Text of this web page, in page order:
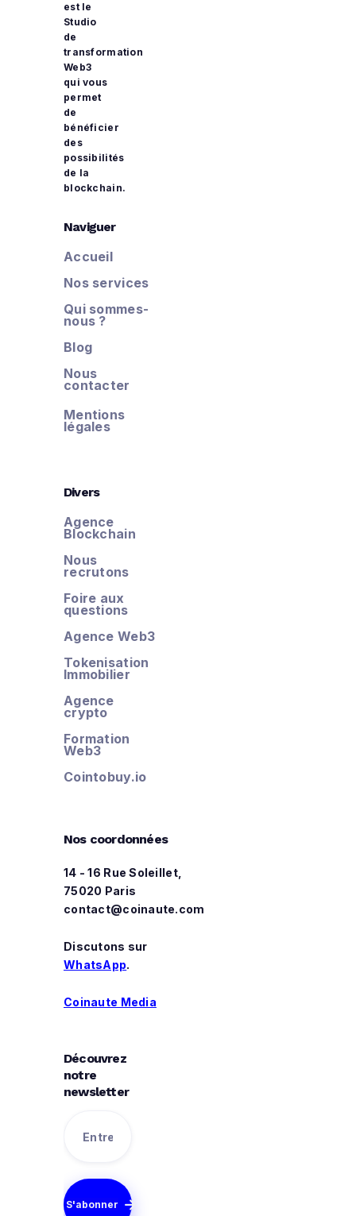
est le
Studio
de
transformation
Web3
qui vous
permet
de
bénéficier
des
possibilités
de la
blockchain.
Naviguer
Accueil
Nos services
Qui sommes-
nous ?
Blog
Nous
contacter
Mentions
légales
Divers
Agence
Blockchain
Nous
recrutons
Foire aux
questions
Agence Web3
Tokenisation
Immobilier
Agence
crypto
Formation
Web3
Cointobuy.io
Nos coordonnées
14 - 16 Rue Soleillet,
75020 Paris
contact@coinaute.com
Discutons sur
WhatsApp.
Coinaute Media
Découvrez
notre
newsletter
